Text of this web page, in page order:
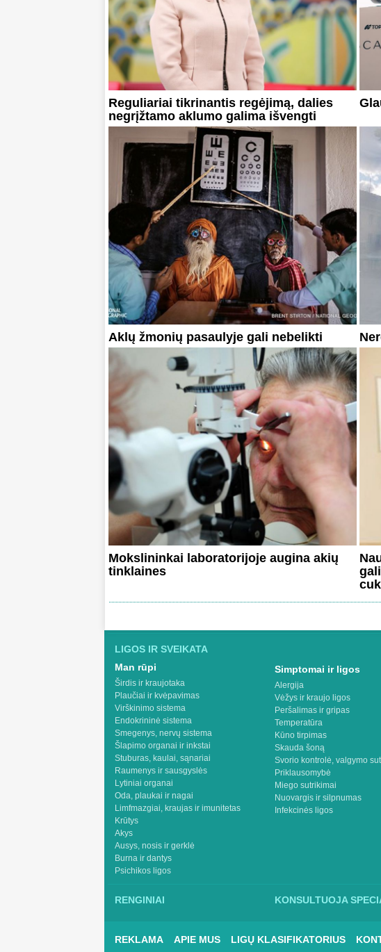
Reguliariai tikrinantis regėjimą, dalies
negrįžtamo aklumo galima išvengti
Aklų žmonių pasaulyje gali nebelikti
Mokslininkai laboratorijoje augina akių
tinklaines
LIGOS IR SVEIKATA
Man rūpi
Širdis ir kraujotaka
Plaučiai ir kvėpavimas
Virškinimo sistema
Endokrininė sistema
Smegenys, nervų sistema
Šlapimo organai ir inkstai
Stuburas, kaulai, sąnariai
Raumenys ir sausgyslės
Lytiniai organai
Oda, plaukai ir nagai
Limfmazgiai, kraujas ir imunitetas
Krūtys
Akys
Ausys, nosis ir gerklė
Burna ir dantys
Psichikos ligos
Simptomai ir ligos
Alergija
Vėžys ir kraujo ligos
Peršalimas ir gripas
Temperatūra
Kūno tirpimas
Skauda šoną
Svorio kontrolė, valgymo
Priklausomybė
Miego sutrikimai
Nuovargis ir silpnumas
Infekcinės ligos
RENGINIAI KONSULTUOJA
REKLAMA APIE MUS LIGŲ KLASIFIKATORIUS